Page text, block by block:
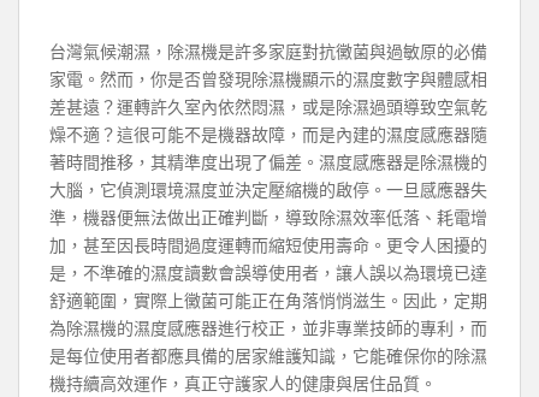
台灣氣候潮濕，除濕機是許多家庭對抗黴菌與過敏原的必備
家電。然而，你是否曾發現除濕機顯示的濕度數字與體感相
差甚遠？運轉許久室內依然悶濕，或是除濕過頭導致空氣乾
燥不適？這很可能不是機器故障，而是內建的濕度感應器隨
著時間推移，其精準度出現了偏差。濕度感應器是除濕機的
大腦，它偵測環境濕度並決定壓縮機的啟停。一旦感應器失
準，機器便無法做出正確判斷，導致除濕效率低落、耗電增
加，甚至因長時間過度運轉而縮短使用壽命。更令人困擾的
是，不準確的濕度讀數會誤導使用者，讓人誤以為環境已達
舒適範圍，實際上黴菌可能正在角落悄悄滋生。因此，定期
為除濕機的濕度感應器進行校正，並非專業技師的專利，而
是每位使用者都應具備的居家維護知識，它能確保你的除濕
機持續高效運作，真正守護家人的健康與居住品質。